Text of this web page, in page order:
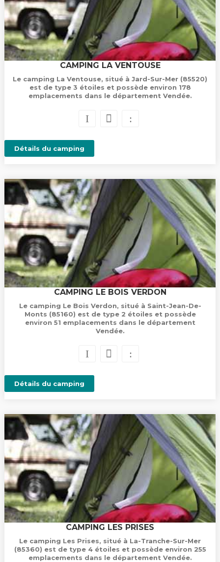
CAMPING LA VENTOUSE
Le camping La Ventouse, situé à Jard-Sur-Mer (85520)
est de type 3 étoiles et possède environ 178
emplacements dans le département Vendée.
Détails du camping
CAMPING LE BOIS VERDON
Le camping Le Bois Verdon, situé à Saint-Jean-De-
Monts (85160) est de type 2 étoiles et possède
environ 51 emplacements dans le département
Vendée.
Détails du camping
CAMPING LES PRISES
Le camping Les Prises, situé à La-Tranche-Sur-Mer
(85360) est de type 4 étoiles et possède environ 255
emplacements dans le département Vendée.